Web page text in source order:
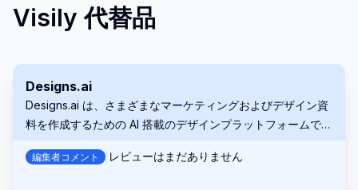
Visily 代替品
Designs.ai
Designs.ai は、さまざまなマーケティングおよびデザイン資
料を作成するための AI 搭載のデザインプラットフォームで
供し、あらゆる経験レベルのユーザーの創造的なプロセスを
編集者コメント レビューはまだありません